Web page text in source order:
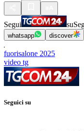
Segui su
whatsapp discover
fuorisalone 2025
video tg
Seguici su